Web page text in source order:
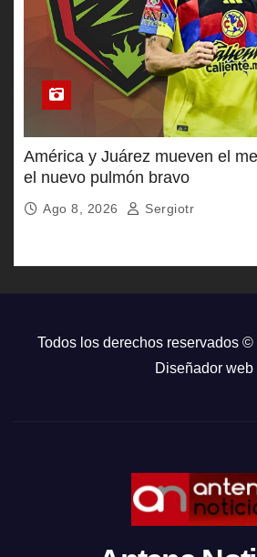
América y Juárez mueven el
el nuevo pulmón bravo
Ago 8, 2026 Sergiotr
Todos los derechos reservados
Diseñador web